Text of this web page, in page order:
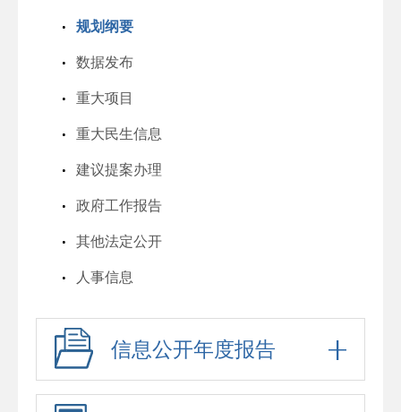
规划纲要
数据发布
重大项目
重大民生信息
建议提案办理
政府工作报告
其他法定公开
人事信息
行政处罚
六稳六保
信息公开年度报告